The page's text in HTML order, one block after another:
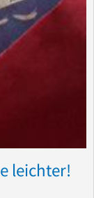
leichter!